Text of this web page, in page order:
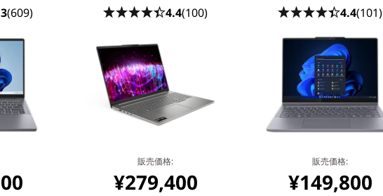
(609) 4.4(100)
販売価格:
¥279,400
4.4(101)
販売価格:
¥149,800